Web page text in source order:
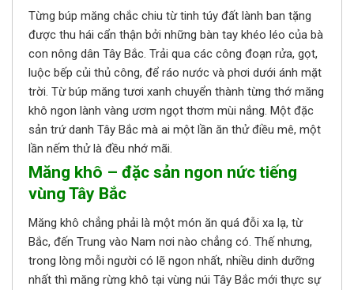
Từng búp măng chắc chiu từ tinh túy đất lành ban tặng
được thu hái cẩn thận bởi những bàn tay khéo léo của bà
con nông dân Tây Bắc. Trải qua các công đoạn rửa, gọt,
luộc bếp củi thủ công, để ráo nước và phơi dưới ánh mặt
trời. Từ búp măng tươi xanh chuyển thành từng thớ măng
khô ngon lành vàng ươm ngọt thơm mùi nắng. Một đặc
sản trứ danh Tây Bắc mà ai một lần ăn thử điều mê, một
lần nếm thử là đều nhớ mãi.
Măng khô – đặc sản ngon nức tiếng
vùng Tây Bắc
Măng khô chẳng phải là một món ăn quá đỗi xa lạ, từ
Bắc, đến Trung vào Nam nơi nào chẳng có. Thế nhưng,
trong lòng mỗi người có lẽ ngon nhất, nhiều dinh dưỡng
nhất thì măng rừng khô tại vùng núi Tây Bắc mới thực sự